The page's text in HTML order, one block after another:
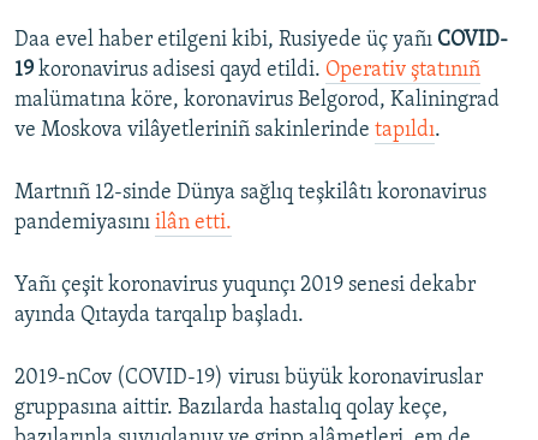
Daa evel haber etilgeni kibi, Rusiyede üç yañı COVID-
19 koronavirus adisesi qayd etildi. Operativ ştatınıñ
malümatına köre, koronavirus Belgorod, Kaliningrad
ve Moskova vilâyetleriniñ sakinlerinde tapıldı.
Martnıñ 12-sinde Dünya sağlıq teşkilâtı koronavirus
pandemiyasını ilân etti.
Yañı çeşit koronavirus yuqunçı 2019 senesi dekabr
ayında Qıtayda tarqalıp başladı.
2019-nCov (COVID-19) virusı büyük koronaviruslar
gruppasına aittir. Bazılarda hastalıq qolay keçe,